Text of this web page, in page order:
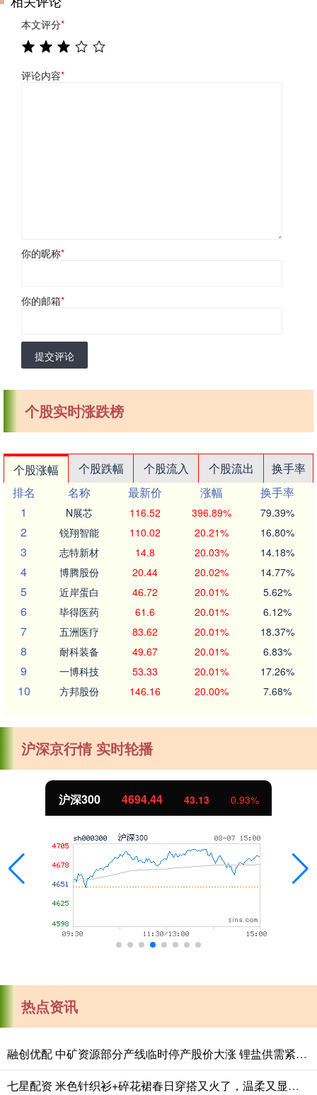
本文评分*
评论内容*
你的昵称*
你的邮箱*
提交评论
个股实时涨跌榜
个股涨幅 个股跌幅 个股流入 个股流出
换手率
排名
名称 最新价 涨幅
换手率
1
N展芯 116.52 396.89% 79.39%
2 锐翔智能 110.02 20.21% 16.80%
3 志特新材 14.8 20.03% 14.18%
4 博腾股份 20.44 20.02% 14.77%
5 近岸蛋白 46.72 20.01% 5.62%
6 毕得医药 61.6 20.01% 6.12%
7 五洲医疗 83.62 20.01% 18.37%
8 耐科装备 49.67 20.01% 6.83%
9 一博科技 53.33 20.01% 17.26%
10 方邦股份 146.16 20.00% 7.68%
沪深京行情 实时轮播
北证50 1134.24 11.37 1.01%
热点资讯
融创优配 中矿资源部分产线临时停产股价大涨 锂盐供需紧平衡预期强
七星配资 米色针织衫+碎花裙春日穿搭又火了，温柔又显气质